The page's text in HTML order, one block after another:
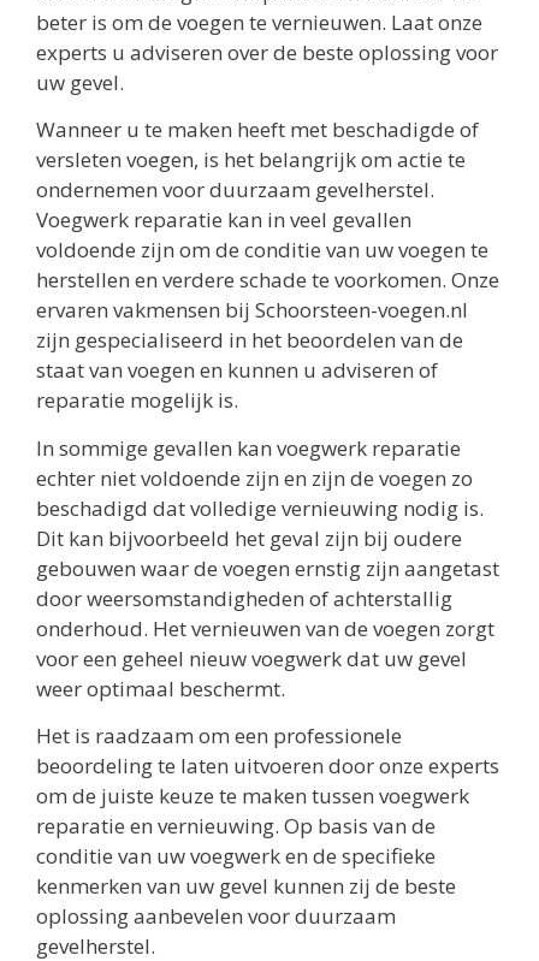
beter is om de voegen te vernieuwen. Laat onze
experts u adviseren over de beste oplossing voor
uw gevel.
Wanneer u te maken heeft met beschadigde of
versleten voegen, is het belangrijk om actie te
ondernemen voor duurzaam gevelherstel.
Voegwerk reparatie kan in veel gevallen
voldoende zijn om de conditie van uw voegen te
herstellen en verdere schade te voorkomen. Onze
ervaren vakmensen bij Schoorsteen-voegen.nl
zijn gespecialiseerd in het beoordelen van de
staat van voegen en kunnen u adviseren of
reparatie mogelijk is.
In sommige gevallen kan voegwerk reparatie
echter niet voldoende zijn en zijn de voegen zo
beschadigd dat volledige vernieuwing nodig is.
Dit kan bijvoorbeeld het geval zijn bij oudere
gebouwen waar de voegen ernstig zijn aangetast
door weersomstandigheden of achterstallig
onderhoud. Het vernieuwen van de voegen zorgt
voor een geheel nieuw voegwerk dat uw gevel
weer optimaal beschermt.
Het is raadzaam om een professionele
beoordeling te laten uitvoeren door onze experts
om de juiste keuze te maken tussen voegwerk
reparatie en vernieuwing. Op basis van de
conditie van uw voegwerk en de specifieke
kenmerken van uw gevel kunnen zij de beste
oplossing aanbevelen voor duurzaam
gevelherstel.